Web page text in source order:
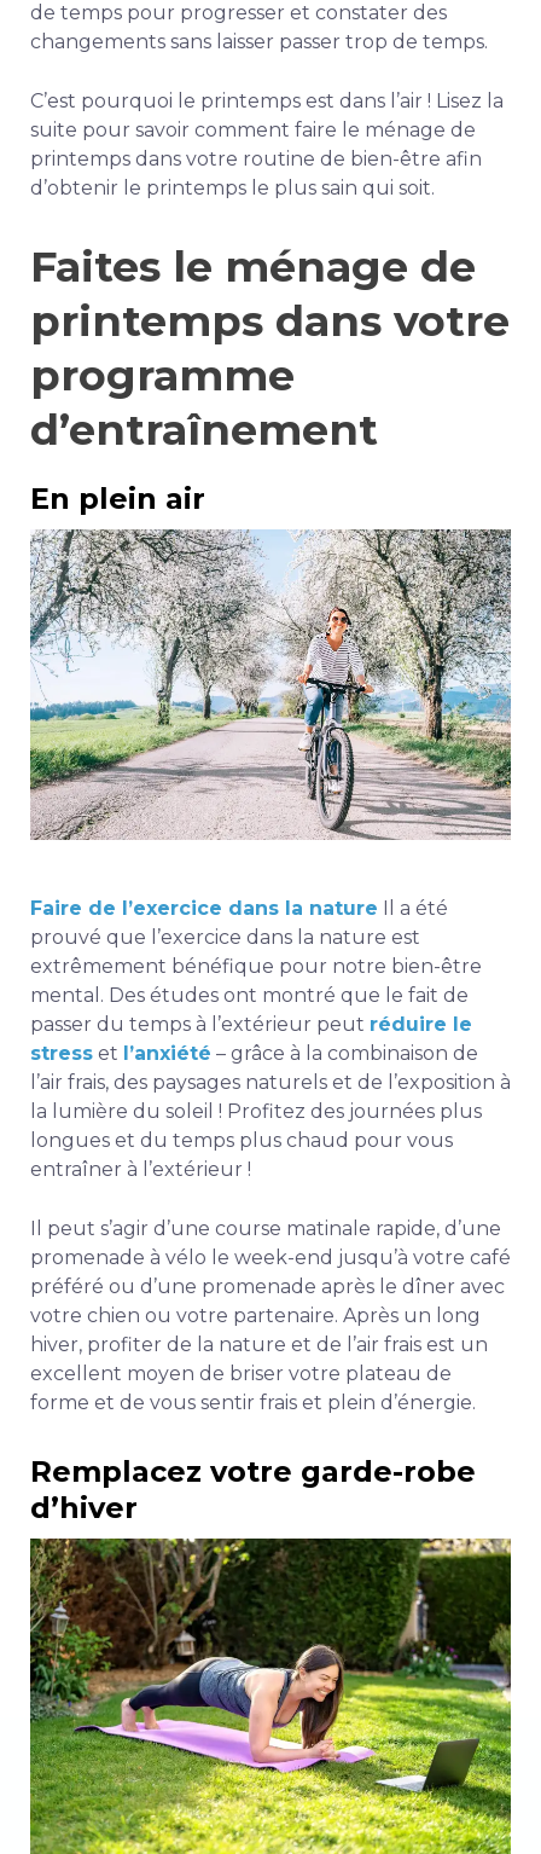
de temps pour progresser et constater des
changements sans laisser passer trop de temps.
C’est pourquoi le printemps est dans l’air ! Lisez la
suite pour savoir comment faire le ménage de
printemps dans votre routine de bien-être afin
d’obtenir le printemps le plus sain qui soit.
Faites le ménage de
printemps dans votre
programme
d’entraînement
En plein air
Faire de l’exercice dans la nature Il a été
prouvé que l’exercice dans la nature est
extrêmement bénéfique pour notre bien-être
mental. Des études ont montré que le fait de
passer du temps à l’extérieur peut réduire le
stress et l’anxiété – grâce à la combinaison de
l’air frais, des paysages naturels et de l’exposition à
la lumière du soleil ! Profitez des journées plus
longues et du temps plus chaud pour vous
entraîner à l’extérieur !
Il peut s’agir d’une course matinale rapide, d’une
promenade à vélo le week-end jusqu’à votre café
préféré ou d’une promenade après le dîner avec
votre chien ou votre partenaire. Après un long
hiver, profiter de la nature et de l’air frais est un
excellent moyen de briser votre plateau de
forme et de vous sentir frais et plein d’énergie.
Remplacez votre garde-robe
d’hiver